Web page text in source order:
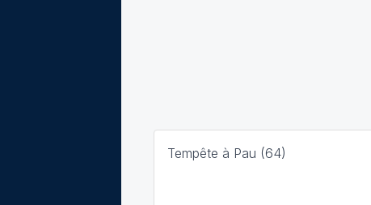
Tempête à Pau (64)